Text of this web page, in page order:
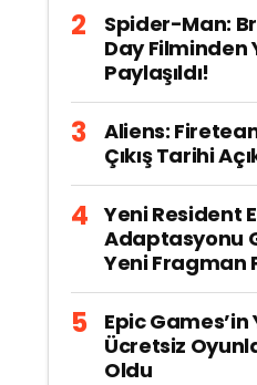
Spider-Man:
Day Filminden
Paylaşıldı!
Aliens:
Çıkış Tarihi
Yeni Resident
Adaptasyonu
Yeni Fragman
Epic Games’in
Ücretsiz
Oldu